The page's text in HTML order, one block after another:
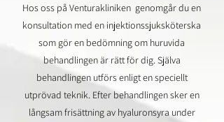
Hos oss på Venturakliniken genomgår du en
konsultation med en injektionssjuksköterska
som gör en bedömning om huruvida
behandlingen är rätt för dig. Själva
behandlingen utförs enligt en speciellt
utprövad teknik. Efter behandlingen sker en
långsam frisättning av hyaluronsyra under